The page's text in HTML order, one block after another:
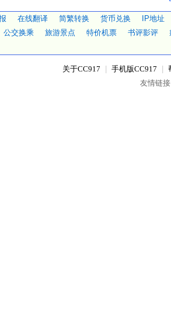
在线翻译 简繁转换 货币兑换
IP地址
公交换乘 旅游景点 特价机票 书评影评
关于CC917 手机版CC917
友情链